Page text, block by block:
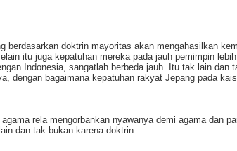
doktrin mayoritas akan mengahasilkan
itu juga kepatuhan mereka pada jauh pemimpin
Indonesia, sangatlah berbeda jauh. Itu tak lain
dengan bagaimana kepatuhan rakyat Jepang pada
rela mengorbankan nyawanya demi agama dan
dan tak bukan karena doktrin.